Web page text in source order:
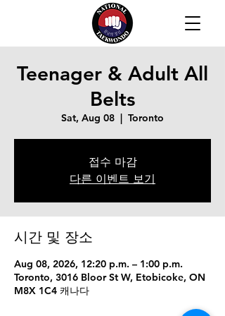
Teenager & Adult All
Belts
Sat, Aug 08
  |
Toronto
접수 마감
다른 이벤트 보기
시간 및 장소
Aug 08, 2026, 12:20 p.m. – 1:00 p.m.
Toronto, 3016 Bloor St W, Etobicoke, ON
M8X 1C4 캐나다